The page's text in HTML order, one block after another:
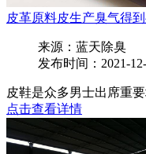
皮革原料皮生产臭气得
来源：蓝天除臭
发布时间：2021-
皮鞋是众多男士出席重
点击查看详情